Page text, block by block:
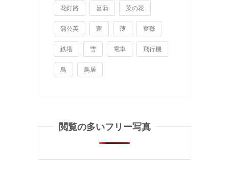
花灯路 菖蒲 菜の花
蒲公英 蓮 薄 薔薇
鉄塔 雪 電車 飛行機
鳥 鳥居
閲覧の多いフリー写真